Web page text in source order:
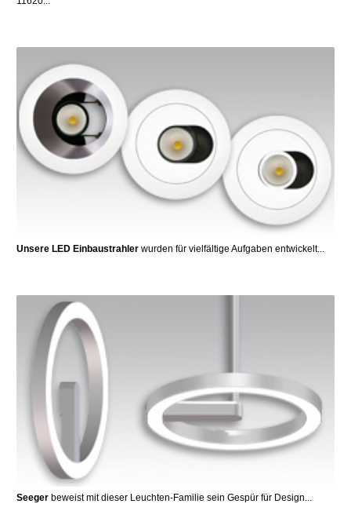
Unsere LED Einbaustrahler wurden für vielfältige Aufgaben entwickelt...
Seeger beweist mit dieser Leuchten-Familie sein Gespür für Design...